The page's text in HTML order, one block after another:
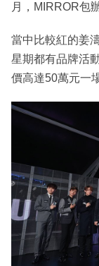
月，MIRROR包
當中比較紅的姜
星期都有品牌活
價高達50萬元一